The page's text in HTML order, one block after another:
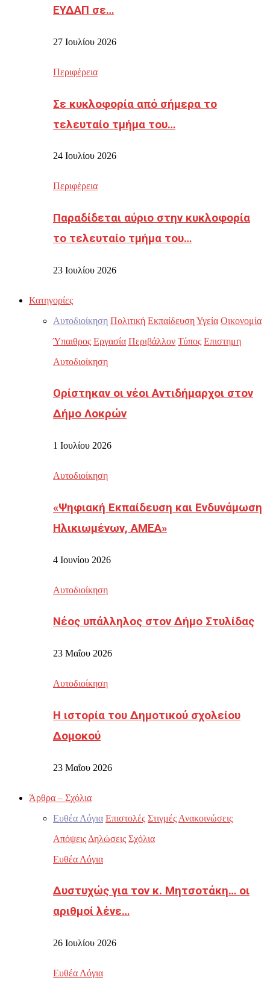
ΕΥΔΑΠ σε…
27 Ιουλίου 2026
Περιφέρεια
Σε κυκλοφορία από σήμερα το
τελευταίο τμήμα του…
24 Ιουλίου 2026
Περιφέρεια
Παραδίδεται αύριο στην κυκλοφορία
το τελευταίο τμήμα του…
23 Ιουλίου 2026
Κατηγορίες
Αυτοδιοίκηση Πολιτική ΕκπαίδευσηΥγεία Οικονομία
Ύπαιθρος Εργασία Περιβάλλον Τύπος Επιστημη
Αυτοδιοίκηση
Ορίστηκαν οι νέοι Αντιδήμαρχοι στον
Δήμο Λοκρών
1 Ιουλίου 2026
Αυτοδιοίκηση
«Ψηφιακή Εκπαίδευση και Ενδυνάμωση
Ηλικιωμένων, ΑΜΕΑ»
4 Ιουνίου 2026
Αυτοδιοίκηση
Νέος υπάλληλος στον Δήμο Στυλίδας
23 Μαΐου 2026
Αυτοδιοίκηση
Η ιστορία του Δημοτικού σχολείου
Δομοκού
23 Μαΐου 2026
Άρθρα – Σχόλια
Ευθέα Λόγια Επιστολές Στιγμές Ανακοινώσεις
Απόψεις Δηλώσεις Σχόλια
Ευθέα Λόγια
Δυστυχώς για τον κ. Μητσοτάκη… οι
αριθμοί λένε…
26 Ιουλίου 2026
Ευθέα Λόγια